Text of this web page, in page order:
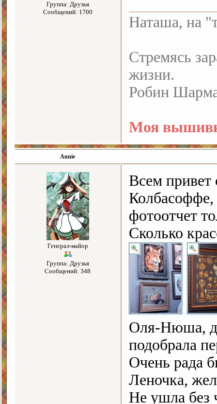
Группа: Друзья
Сообщений: 1700
Наташа, на
Стремясь
жизни.
Робин
Моя
Annie
Генерал-майор
Группа: Друзья
Сообщений: 348
Всем
фотоотчет
Сколько
Оля-Нюша,
подобрала
Очень рада
Леночка,
Не ушла без